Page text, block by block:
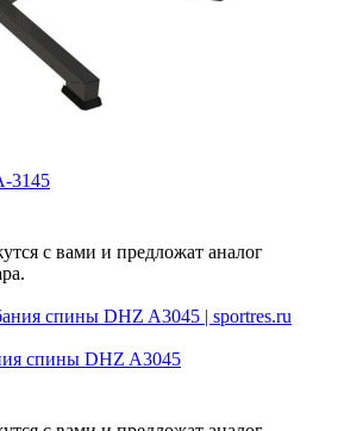
3145
с вами и предложат аналог
спины DHZ A3045